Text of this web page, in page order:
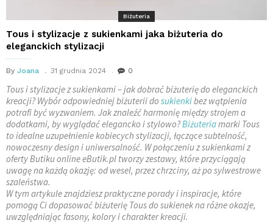
Biżuteria
Tous i stylizacje z sukienkami jaka biżuteria do
eleganckich stylizacji
By Joana 31 grudnia 2024 0
Tous i stylizacje z sukienkami – jak dobrać biżuterię do eleganckich
kreacji? Wybór odpowiedniej biżuterii do sukienkibez wątpienia
potrafi być wyzwaniem. Jak znaleźć harmonię między strojem a
dodatkami, by wyglądać elegancko i stylowo?Biżuteriamarki Tous
to idealne uzupełnienie kobiecych stylizacji, łączące subtelność,
nowoczesny design i uniwersalność. W połączeniu z sukienkami z
oferty Butiku online eButik.pl tworzy zestawy, które przyciągają
uwagę na każdą okazję: od wesel, przez chrzciny, aż po sylwestrowe
szaleństwa.
W tym artykule znajdziesz praktyczne porady i inspiracje, które
pomogą Ci dopasować biżuterię Tous do sukienek na różne okazje,
uwzględniając fasony, kolory i charakter kreacji.